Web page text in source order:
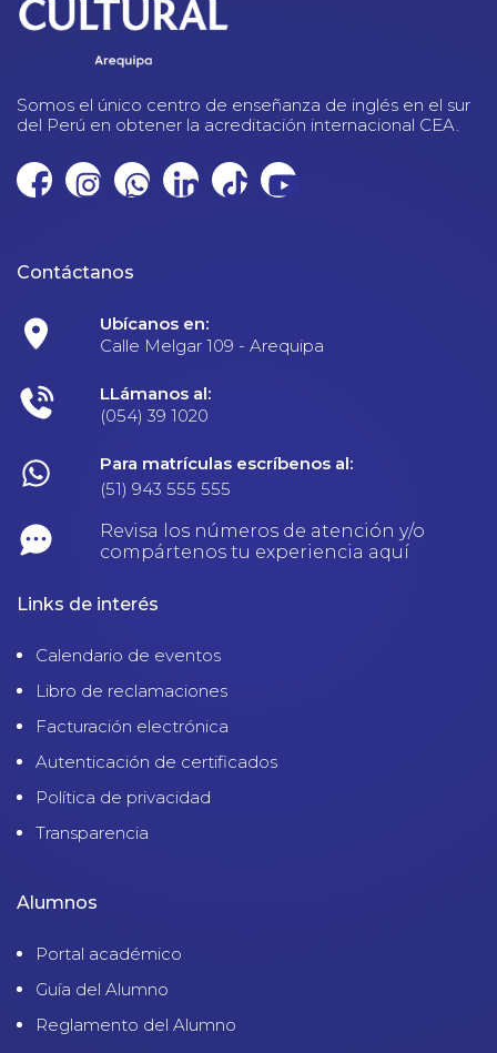
Somos el único centro de enseñanza de inglés en el sur
del Perú en obtener la acreditación internacional CEA.
Contáctanos
Ubícanos en:
Calle Melgar 109 - Arequipa
LLámanos al:
(054) 39 1020
Para matrículas escríbenos al:
(51) 943 555 555
Revisa los números de atención y/o
compártenos tu experiencia aquí
Links de interés
Calendario de eventos
Libro de reclamaciones
Facturación electrónica
Autenticación de certificados
Política de privacidad
Transparencia
Alumnos
Portal académico
Guía del Alumno
Reglamento del Alumno